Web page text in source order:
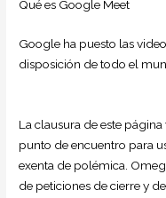
Qué es Google Meet
Google ha puesto las
disposición de todo el
La clausura de este
punto de encuentro para
exenta de polémica.
de peticiones de cierre y